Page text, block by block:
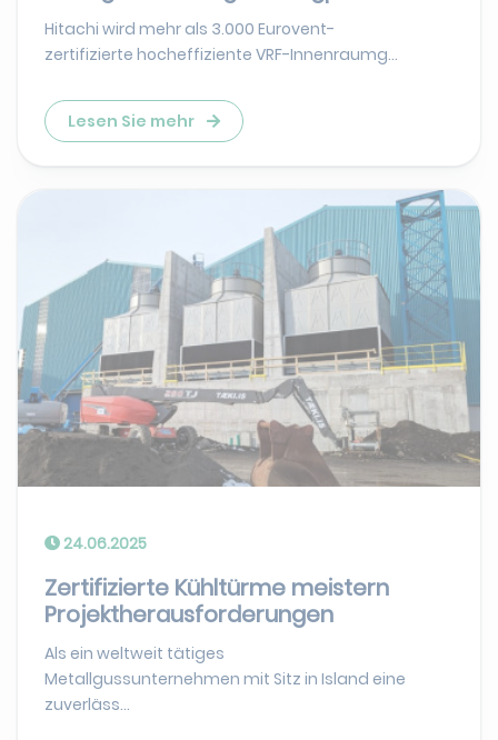
Hitachi wird mehr als 3.000 Eurovent-
zertifizierte hocheffiziente VRF-Innenraumg...
Lesen Sie mehr
24.06.2025
Zertifizierte Kühltürme meistern
Projektherausforderungen
Als ein weltweit tätiges
Metallgussunternehmen mit Sitz in Island eine
zuverläss...